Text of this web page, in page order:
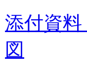
添付資
図